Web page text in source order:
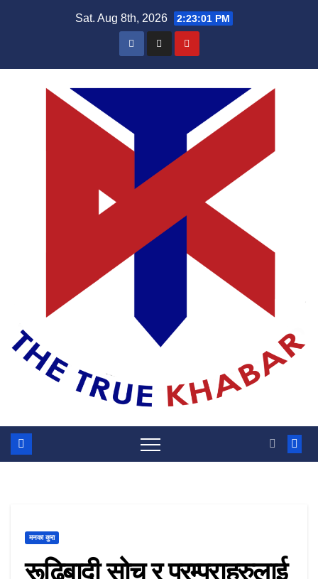
Sat. Aug 8th, 2026 2:23:02 PM
मनका कुरा
रूढिबादी सोच र परम्पराहरुलाई